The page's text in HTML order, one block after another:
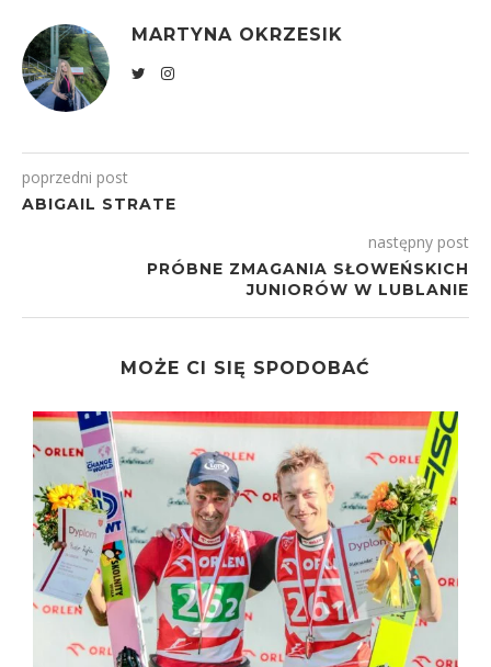
MARTYNA OKRZESIK
poprzedni post
ABIGAIL STRATE
następny post
PRÓBNE ZMAGANIA SŁOWEŃSKICH
JUNIORÓW W LUBLANIE
MOŻE CI SIĘ SPODOBAĆ